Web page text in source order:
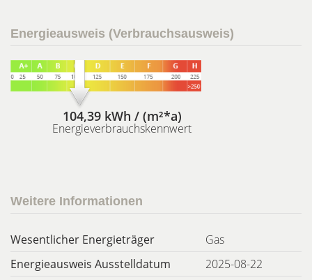
Energieausweis (Verbrauchsausweis)
104,39 kWh / (m²*a)
Energieverbrauchskennwert
Weitere Informationen
Wesentlicher Energieträger
Gas
Energieausweis Ausstelldatum
2025-08-22